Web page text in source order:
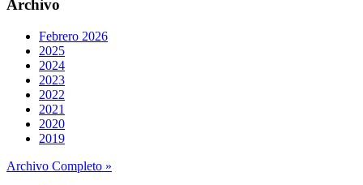
Archivo
Febrero 2026
2025
2024
2023
2022
2021
2020
2019
Archivo Completo »